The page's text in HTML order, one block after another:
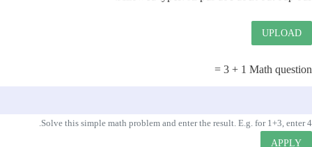
UPLOAD
Math question
1 + 3 =
Solve this simple math problem and enter the result. E.g. for 1+3, enter 4.
APPLY